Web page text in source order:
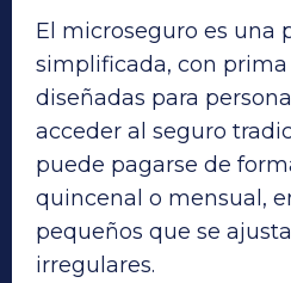
El microseguro es una
simplificada, con
diseñadas para
acceder al seguro
puede pagarse de
quincenal o mensual,
pequeños que se
irregulares.